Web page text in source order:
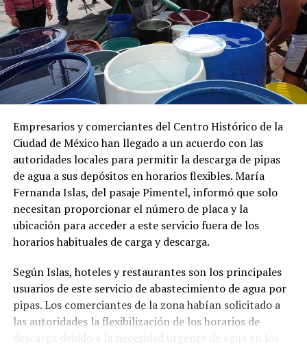
Empresarios y comerciantes del Centro Histórico de la
Ciudad de México han llegado a un acuerdo con las
autoridades locales para permitir la descarga de pipas
de agua a sus depósitos en horarios flexibles. María
Fernanda Islas, del pasaje Pimentel, informó que solo
necesitan proporcionar el número de placa y la
ubicación para acceder a este servicio fuera de los
horarios habituales de carga y descarga.
Según Islas, hoteles y restaurantes son los principales
usuarios de este servicio de abastecimiento de agua por
pipas. Los comerciantes de la zona habían solicitado a
las autoridades la flexibilización de los horarios de
descarga debido a la necesidad urgente de agua en los